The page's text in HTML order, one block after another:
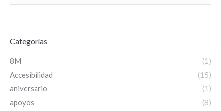
Categorías
8M
(1)
Accesibilidad
(15)
aniversario
(1)
apoyos
(8)